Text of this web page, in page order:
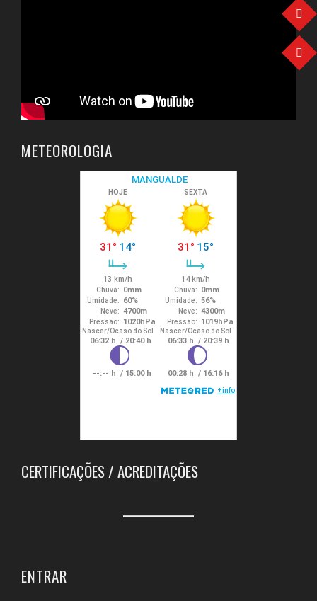
METEOROLOGIA
CERTIFICAÇÕES / ACREDITAÇÕES
ENTRAR